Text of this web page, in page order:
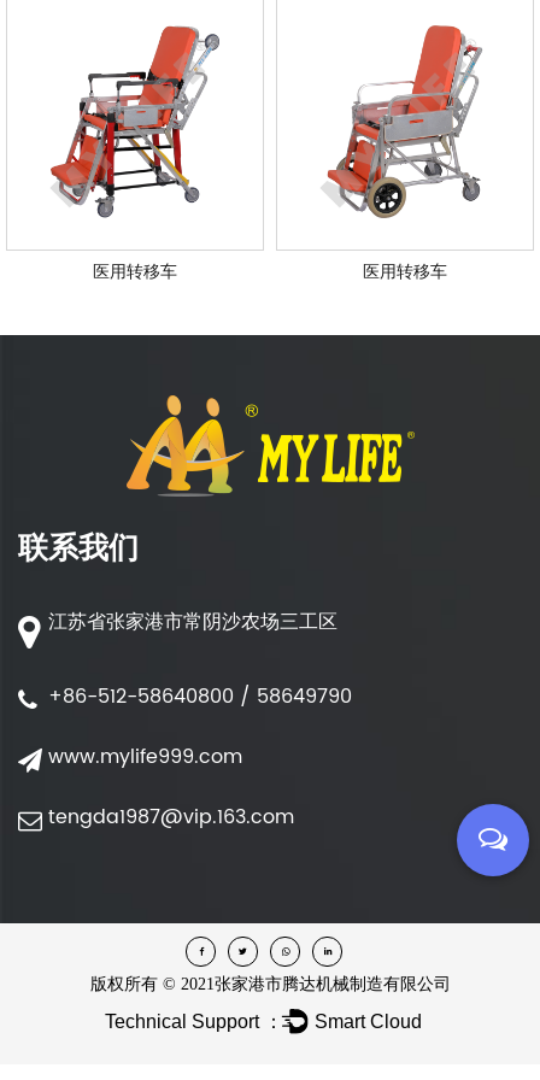
医用转移车 医用转移车
联系我们
江苏省张家港市常阴沙农场三工区
+86-512-58640800 / 58649790
www.mylife999.com
tengda1987@vip.163.com
版权所有 © 2021张家港市腾达机械制造有限公司
Technical Support ： Smart Cloud